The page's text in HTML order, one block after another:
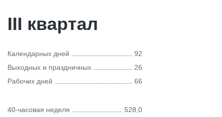
III квартал
Календарных дней
92
Выходных и праздничных
26
Рабочих дней
66
40-часовая неделя 528,0